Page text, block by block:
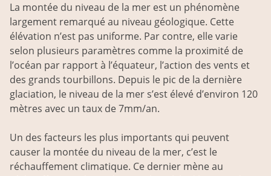
La montée du niveau de la mer est un phénomène
largement remarqué au niveau géologique. Cette
élévation n’est pas uniforme. Par contre, elle varie
selon plusieurs paramètres comme la proximité de
l’océan par rapport à l’équateur, l’action des vents et
des grands tourbillons. Depuis le pic de la dernière
glaciation, le niveau de la mer s’est élevé d’environ 120
mètres avec un taux de 7mm/an.
Un des facteurs les plus importants qui peuvent
causer la montée du niveau de la mer, c’est le
réchauffement climatique. Ce dernier mène au